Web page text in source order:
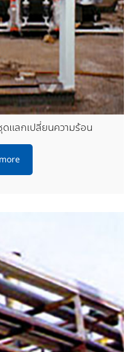
ดแลกเปลี่ยนความร้อน